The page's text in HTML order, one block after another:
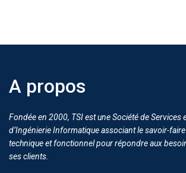
A propos
Fondée en 2000, TSI est une Société de Services
d’Ingénierie Informatique associant le savoir-faire
technique et fonctionnel pour répondre aux
ses clients.